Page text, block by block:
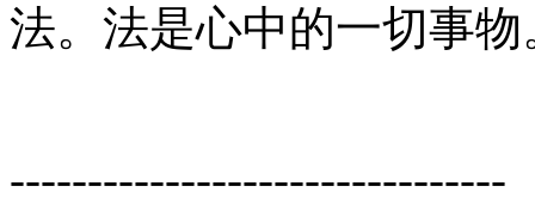
法。法是心中的一切事物
--------------------------------